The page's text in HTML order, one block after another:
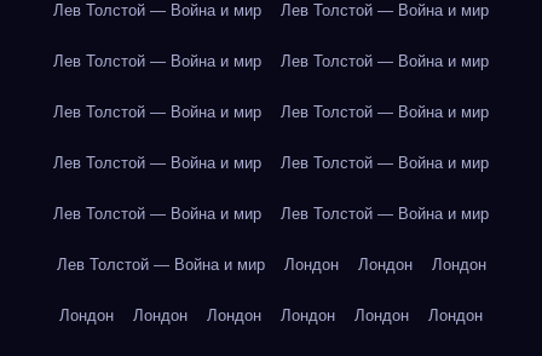
Лев Толстой — Война и мир Лев Толстой — Война и мир
Лев Толстой — Война и мир Лев Толстой — Война и мир
Лев Толстой — Война и мир Лев Толстой — Война и мир
Лев Толстой — Война и мир Лев Толстой — Война и мир
Лев Толстой — Война и мир Лев Толстой — Война и мир
Лев Толстой — Война и мир Лондон Лондон Лондон
Лондон Лондон Лондон Лондон Лондон Лондон